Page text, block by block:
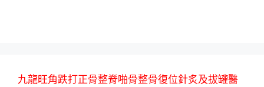
九龍旺角跌打正骨整脊啪骨整骨復位針炙及拔罐醫